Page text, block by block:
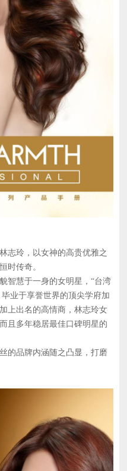
志玲，以女神的高贵优雅之
时传奇。
智慧于一身的女明星，“台湾
业于享誉世界的顶尖学府加
上出名的高情商，林志玲女
且多年稳居最佳口碑明星的
的品牌内涵随之凸显，打磨